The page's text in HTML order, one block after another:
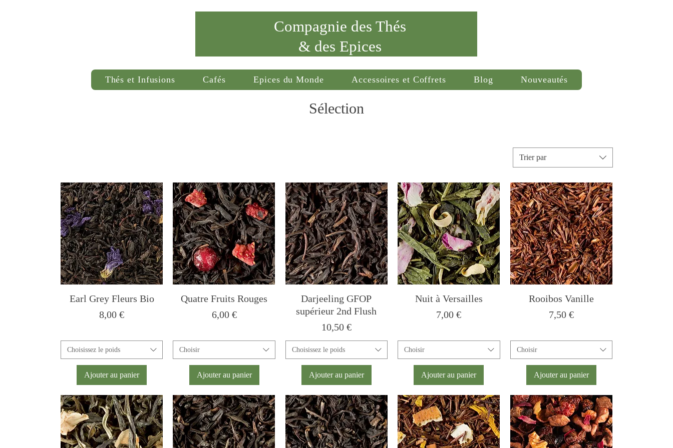
Compagnie des Thés
& des Epices
Thés et Infusions Cafés Epices du Monde Accessoires et Coffrets Blog Nouveautés
Sélection
Trier par
Earl Grey Fleurs Bio
Prix
8,00 €
Choisissez le poids
Ajouter au panier
Quatre Fruits Rouges
Prix
6,00 €
Choisir
Ajouter au panier
Darjeeling GFOP
supérieur 2nd Flush
Prix
10,50 €
Choisissez le poids
Ajouter au panier
Nuit à Versailles
Prix
7,00 €
Choisir
Ajouter au panier
Rooibos Vanille
Prix
7,50 €
Choisir
Ajouter au panier